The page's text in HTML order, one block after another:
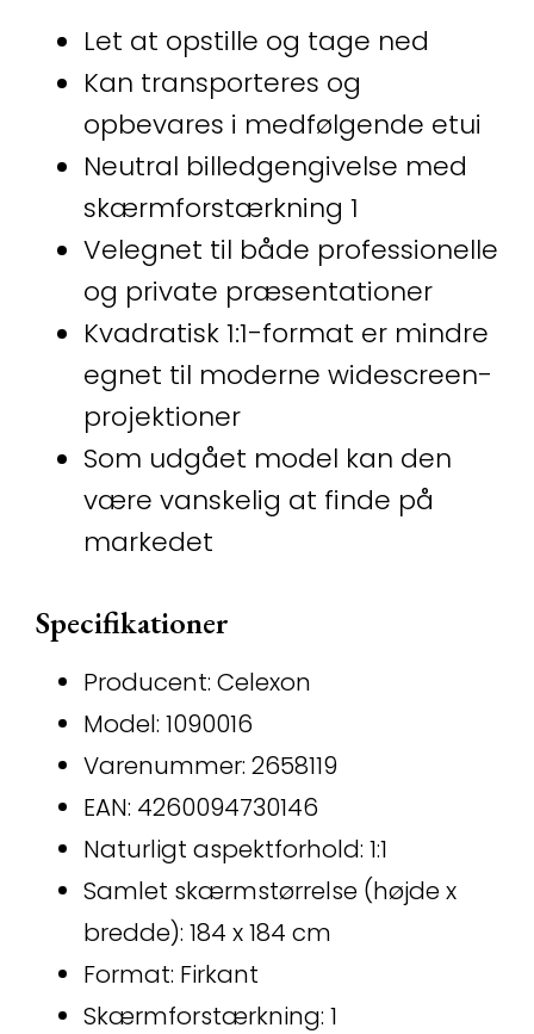
Let at opstille og tage ned
Kan transporteres og
opbevares i medfølgende etui
Neutral billedgengivelse med
skærmforstærkning 1
Velegnet til både professionelle
og private præsentationer
Kvadratisk 1:1-format er mindre
egnet til moderne widescreen-
projektioner
Som udgået model kan den
være vanskelig at finde på
markedet
Specifikationer
Producent: Celexon
Model: 1090016
Varenummer: 2658119
EAN: 4260094730146
Naturligt aspektforhold: 1:1
Samlet skærmstørrelse (højde x
bredde): 184 x 184 cm
Format: Firkant
Skærmforstærkning: 1